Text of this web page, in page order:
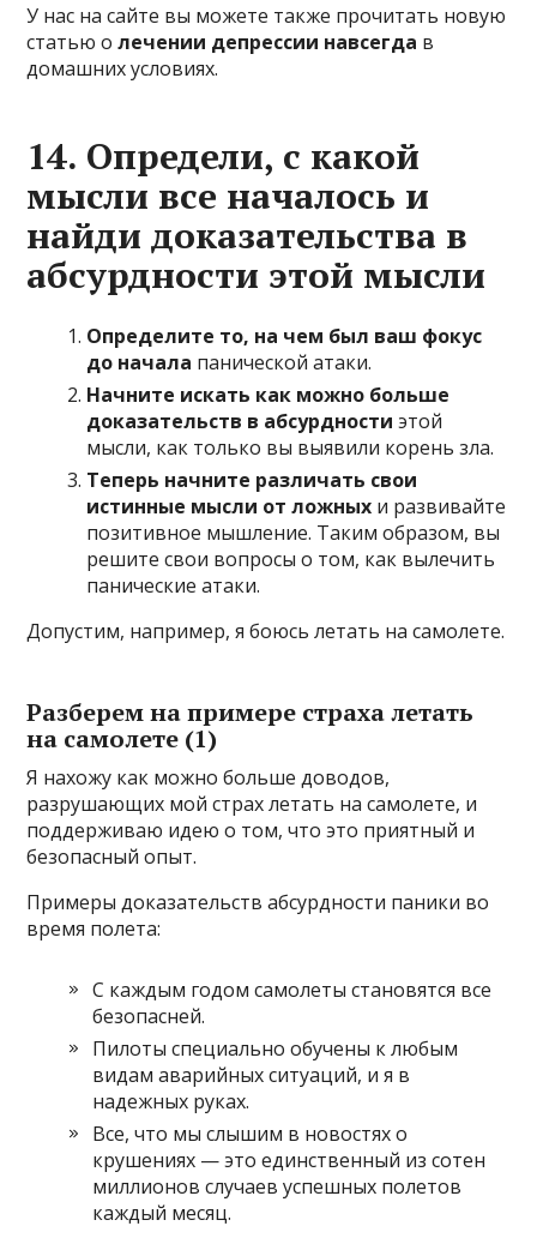
У нас на сайте вы можете также прочитать новую
статью олечении депрессии навсегда в
домашних условиях.
14. Определи, с какой
мысли все началось и
найди доказательства в
абсурдности этой мысли
Определите то, на чем был ваш фокус
до начала панической атаки.
Начните искать как можно больше
доказательств в абсурдности этой
мысли, как только вы выявили корень зла.
Теперь начните различать свои
истинные мысли от ложных и развивайте
позитивное мышление. Таким образом, вы
решите свои вопросы о том, как вылечить
панические атаки.
Допустим, например, я боюсь летать на самолете.
Разберем на примере страха летать
на самолете (1)
Я нахожу как можно больше доводов,
разрушающих мой страх летать на самолете, и
поддерживаю идею о том, что это приятный и
безопасный опыт.
Примеры доказательств абсурдности паники во
время полета:
С каждым годом самолеты становятся все
безопасней.
Пилоты специально обучены к любым
видам аварийных ситуаций, и я в
надежных руках.
Все, что мы слышим в новостях о
крушениях — это единственный из сотен
миллионов случаев успешных полетов
каждый месяц.